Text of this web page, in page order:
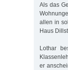
Als das
allen in
Haus
Lothar
er